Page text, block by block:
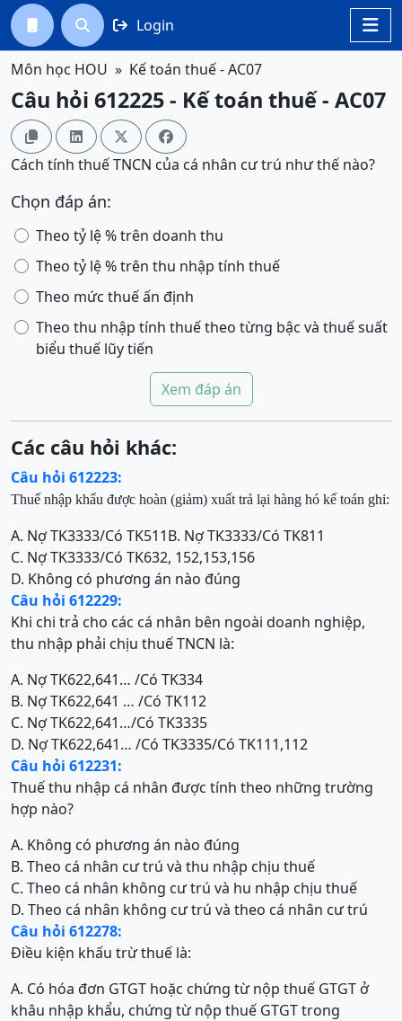

  Login
Môn học HOU Kế toán thuế - AC07
Câu hỏi 612225 - Kế toán thuế - AC07
   
Cách tính thuế TNCN của cá nhân cư trú như thế nào?
Chọn đáp án:
Theo tỷ lệ % trên doanh thu
Theo tỷ lệ % trên thu nhập tính thuế
Theo mức thuế ấn định
Theo thu nhập tính thuế theo từng bậc và thuế suất
biểu thuế lũy tiến
Xem đáp án
Các câu hỏi khác:
Câu hỏi 612223:
Thuế nhập khẩu được hoàn (giảm) xuất trả lại hàng hó kế toán ghi:
A. Nợ TK3333/Có TK511B. Nợ TK3333/Có TK811
C. Nợ TK3333/Có TK632, 152,153,156
D. Không có phương án nào đúng
Câu hỏi 612229:
Khi chi trả cho các cá nhân bên ngoài doanh nghiệp,
thu nhập phải chịu thuế TNCN là:
A. Nợ TK622,641… /Có TK334
B. Nợ TK622,641 … /Có TK112
C. Nợ TK622,641…/Có TK3335
D. Nợ TK622,641… /Có TK3335/Có TK111,112
Câu hỏi 612231:
Thuế thu nhập cá nhân được tính theo những trường
hợp nào?
A. Không có phương án nào đúng
B. Theo cá nhân cư trú và thu nhập chịu thuế
C. Theo cá nhân không cư trú và hu nhập chịu thuế
D. Theo cá nhân không cư trú và theo cá nhân cư trú
Câu hỏi 612278:
Điều kiện khấu trừ thuế là:
A. Có hóa đơn GTGT hoặc chứng từ nộp thuế GTGT ở
khâu nhập khẩu, chứng từ nộp thuế GTGT trong